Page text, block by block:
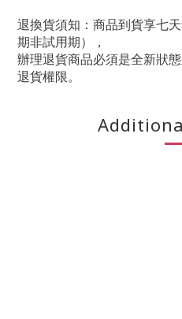
退換貨須知：商品到貨享七
期非試用期），
辦理退貨商品必須是全新狀
退貨權限。